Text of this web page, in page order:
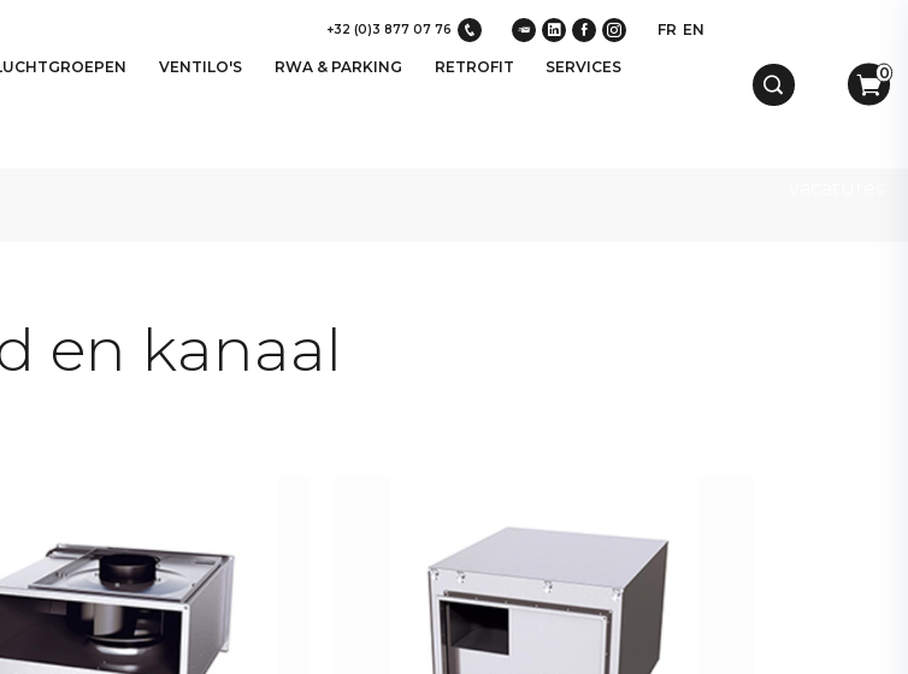
FR EN
+32 (0)3 877 07 76
0
VENTILO'S RWA & PARKING RETROFIT
SERVICES
en kanaal